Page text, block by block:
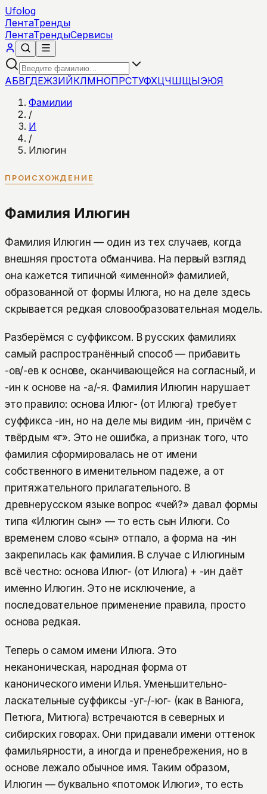
Ufolog
ЛентаТренды
ЛентаТрендыСервисы
АБВГДЕЖЗИЙКЛМНОПРСТУФХЦЧШЩЫЭЮЯ
Фамилии
/
И
/
Илюгин
ПРОИСХОЖДЕНИЕ
Фамилия Илюгин
Фамилия Илюгин — один из тех случаев, когда
внешняя простота обманчива. На первый взгляд
она кажется типичной «именной» фамилией,
образованной от формы Илюга, но на деле здесь
скрывается редкая словообразовательная модель.
Разберёмся с суффиксом. В русских фамилиях
самый распространённый способ — прибавить
-ов/-ев к основе, оканчивающейся на согласный, и
-ин к основе на -а/-я. Фамилия Илюгин нарушает
это правило: основа Илюг- (от Илюга) требует
суффикса -ин, но на деле мы видим -ин, причём с
твёрдым «г». Это не ошибка, а признак того, что
фамилия сформировалась не от имени
собственного в именительном падеже, а от
притяжательного прилагательного. В
древнерусском языке вопрос «чей?» давал формы
типа «Илюгин сын» — то есть сын Илюги. Со
временем слово «сын» отпало, а форма на -ин
закрепилась как фамилия. В случае с Илюгиным
всё честно: основа Илюг- (от Илюга) + -ин даёт
именно Илюгин. Это не исключение, а
последовательное применение правила, просто
основа редкая.
Теперь о самом имени Илюга. Это
неканоническая, народная форма от
канонического имени Илья. Уменьшительно-
ласкательные суффиксы -уг-/-юг- (как в Ванюга,
Петюга, Митюга) встречаются в северных и
сибирских говорах. Они придавали имени оттенок
фамильярности, а иногда и пренебрежения, но в
основе лежало обычное имя. Таким образом,
Илюгин — буквально «потомок Илюги», то есть